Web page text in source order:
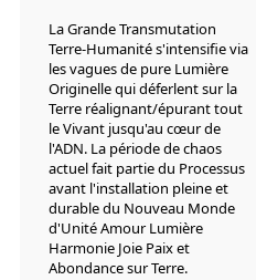
La Grande Transmutation
Terre-Humanité s'intensifie via
les vagues de pure Lumière
Originelle qui déferlent sur la
Terre réalignant/épurant tout
le Vivant jusqu'au cœur de
l'ADN. La période de chaos
actuel fait partie du Processus
avant l'installation pleine et
durable du Nouveau Monde
d'Unité Amour Lumière
Harmonie Joie Paix et
Abondance sur Terre.